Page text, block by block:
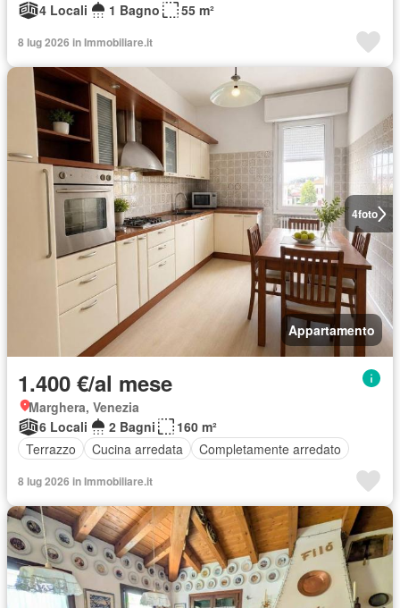
4 Locali
1 Bagno 55 m²
8 lug 2026 in Immobiliare.it
4foto
Appartamento
1.400 €/al mese
Marghera, Venezia
6 Locali
2 Bagni
160 m²
Terrazzo
Cucina arredata Completamente arredato
8 lug 2026 in Immobiliare.it